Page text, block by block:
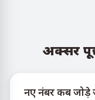
अक्सर
नए नंबर कब जोड़े